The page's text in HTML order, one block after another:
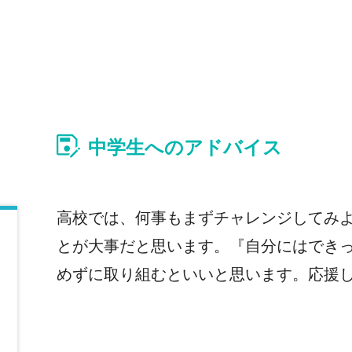
中学生へのアドバイス
高校では、何事もまずチャレンジしてみ
とが大事だと思います。『自分にはでき
めずに取り組むといいと思います。応援